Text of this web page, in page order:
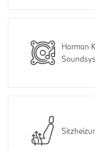
Harman